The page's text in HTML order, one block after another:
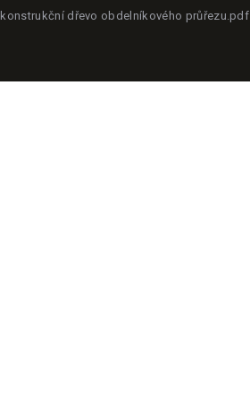
dřevo obdelníkového průřezu.pdf